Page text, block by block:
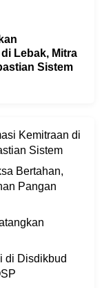
Lebak, Mitra
Sistem
Kemitraan di
Sistem
Bertahan,
Pangan
di Disdikbud